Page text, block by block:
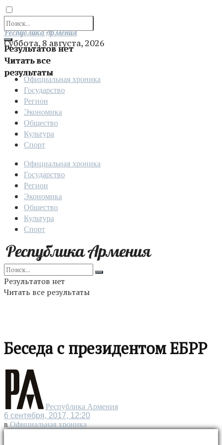
Результатов нет
Читать все
результаты
Отправить
Республика Армения
Суббота, 8 августа, 2026
Официальная хроника
Государство
Регион
Экономика
Общество
Культура
Спорт
Официальная хроника
Государство
Регион
Экономика
Общество
Культура
Спорт
Результатов нет
Читать все результаты
Беседа с президентом ЕБРР
Республика Армения
6 сентября, 2017, 12:20
в Официальная хроника